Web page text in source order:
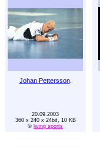
Johan Pettersson.
20.09.2003
360 x 240 x 24bit, 10 KB
© living sports